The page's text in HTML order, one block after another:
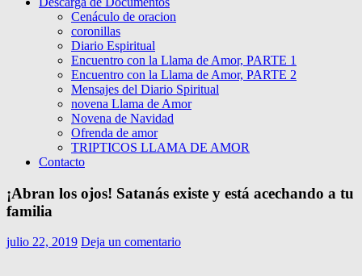
Cenáculo de oracion
coronillas
Diario Espiritual
Encuentro con la Llama de Amor, PARTE 1
Encuentro con la Llama de Amor, PARTE 2
Mensajes del Diario Spiritual
novena Llama de Amor
Novena de Navidad
Ofrenda de amor
TRIPTICOS LLAMA DE AMOR
Contacto
¡Abran los ojos! Satanás existe y está acechando a tu
familia
julio 22, 2019 Deja un comentario